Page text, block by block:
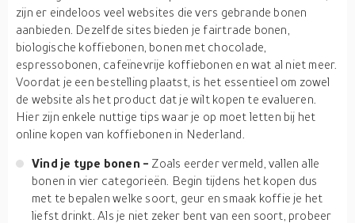
zijn er eindeloos veel websites die vers gebrande bonen
aanbieden. Dezelfde sites bieden je fairtrade bonen,
biologische koffiebonen, bonen met chocolade,
espressobonen, cafeïnevrije koffiebonen en wat al niet meer.
Voordat je een bestelling plaatst, is het essentieel om zowel
de website als het product dat je wilt kopen te evalueren.
Hier zijn enkele nuttige tips waar je op moet letten bij het
online kopen van koffiebonen in Nederland.
Vind je type bonen - Zoals eerder vermeld, vallen alle
bonen in vier categorieën. Begin tijdens het kopen dus
met te bepalen welke soort, geur en smaak koffie je het
liefst drinkt. Als je niet zeker bent van een soort, probeer